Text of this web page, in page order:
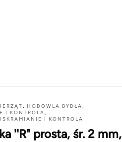
, HODOWLA BYDŁA,
I KONTROLA,
I KONTROLA
''R" prosta, śr. 2 mm,